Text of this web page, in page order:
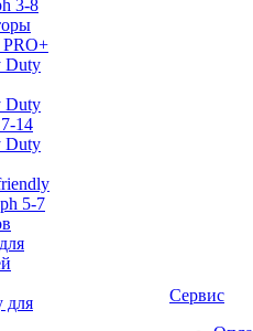
3-8
Duty
Duty
14
Duty
5-7
для
Сервис